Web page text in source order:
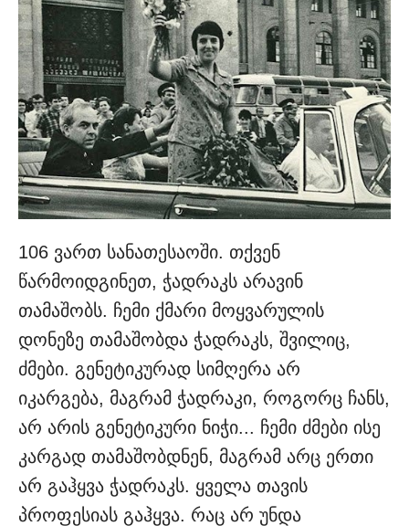
106 ვართ სანათესაოში. თქვენ
წარმოიდგინეთ, ჭადრაკს არავინ
თამაშობს. ჩემი ქმარი მოყვარულის
დონეზე თამაშობდა ჭადრაკს, შვილიც,
ძმები. გენეტიკურად სიმღერა არ
იკარგება, მაგრამ ჭადრაკი, როგორც ჩანს,
არ არის გენეტიკური ნიჭი... ჩემი ძმები ისე
კარგად თამაშობდნენ, მაგრამ არც ერთი
არ გაჰყვა ჭადრაკს. ყველა თავის
პროფესიას გაჰყვა. რაც არ უნდა